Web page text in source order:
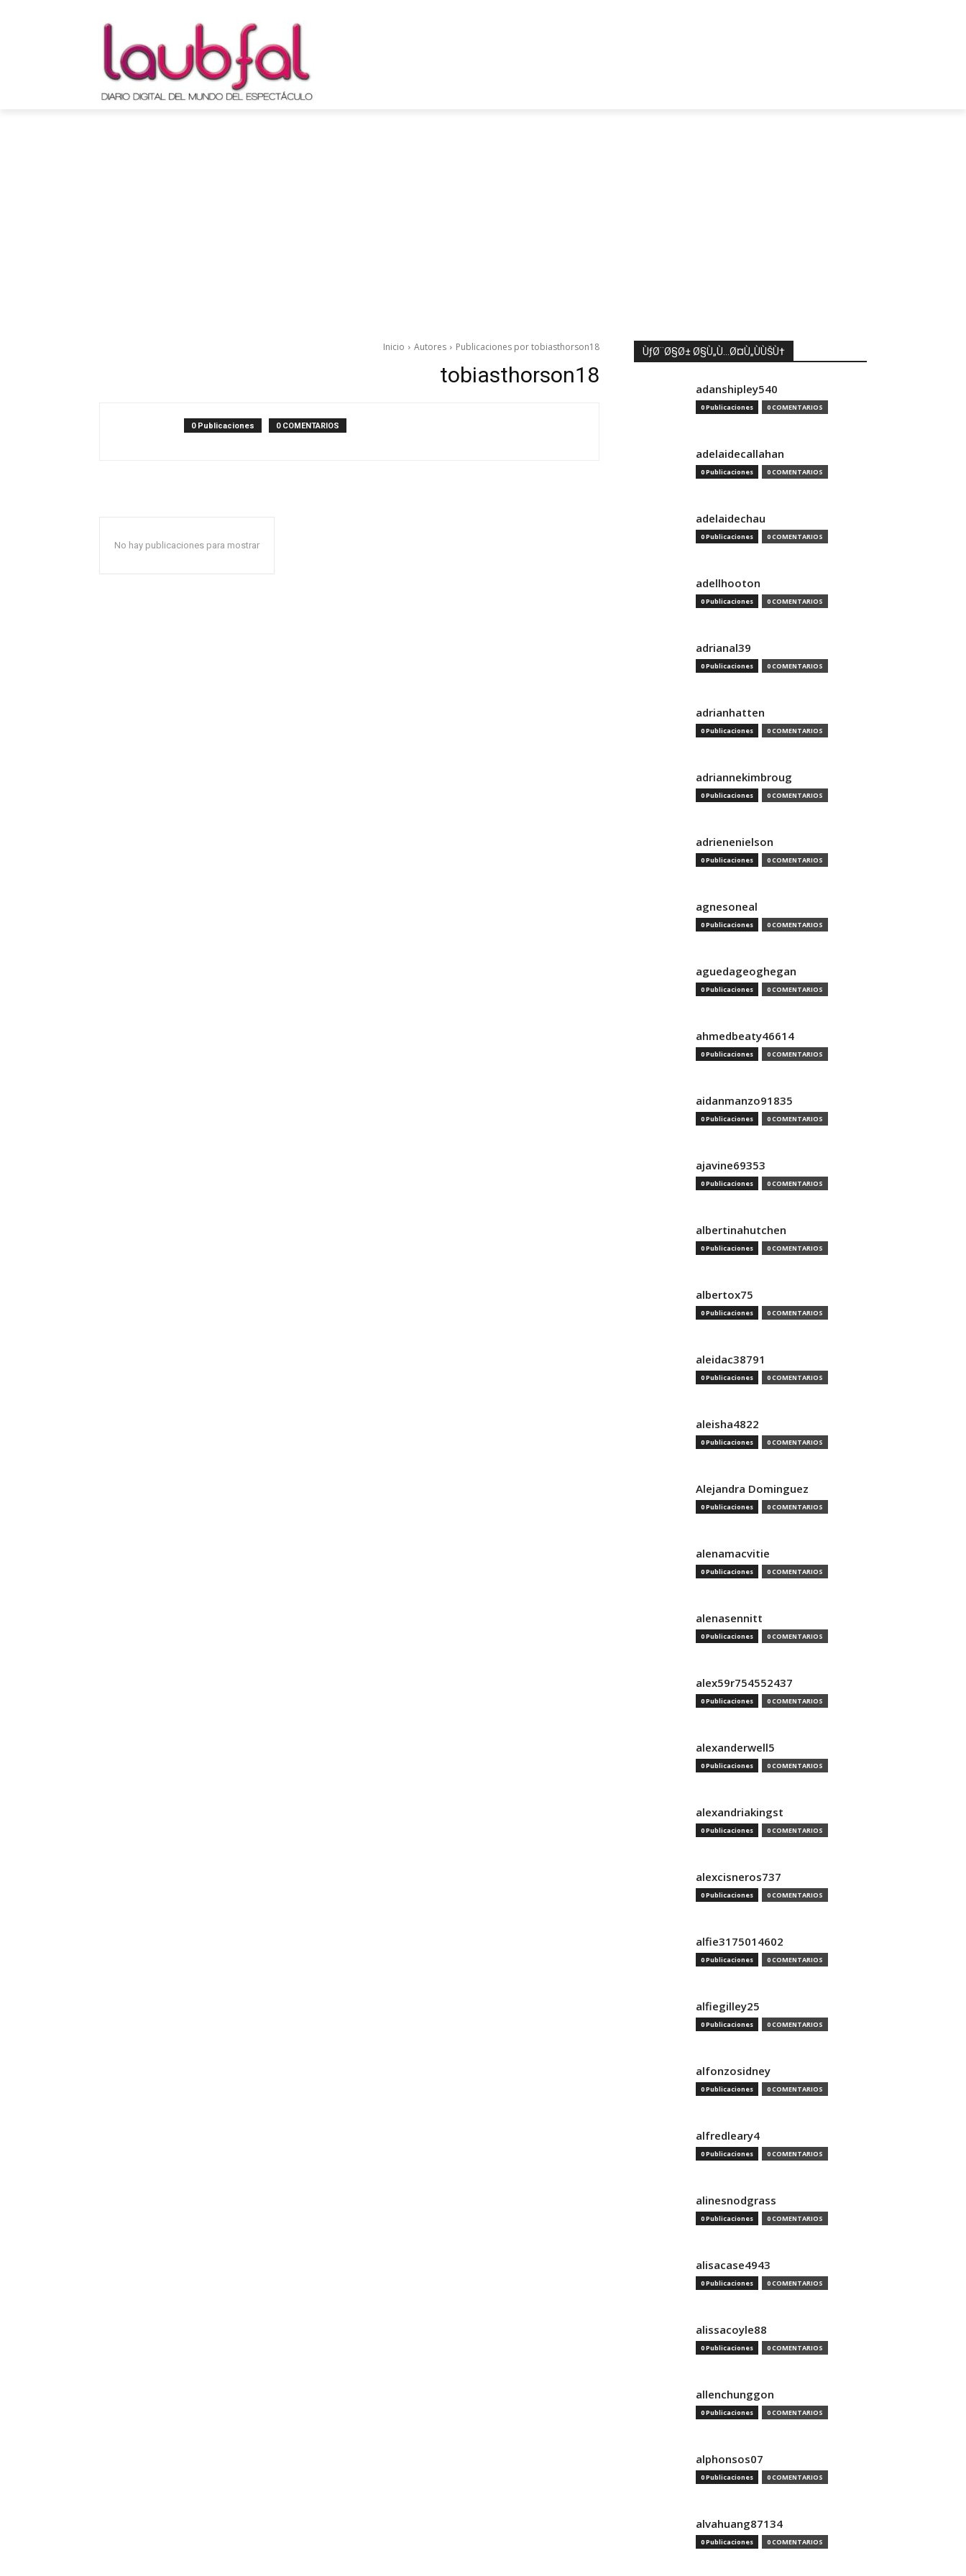
Inicio Autores Publicaciones por tobiasthorson18
tobiasthorson18
0 Publicaciones 0 COMENTARIOS
No hay publicaciones para mostrar
ÙƒØ¨Ø§Ø± Ø§Ù„Ù…Ø¤Ù„ÙÙŠÙ†
adanshipley540
0 Publicaciones 0 COMENTARIOS
adelaidecallahan
0 Publicaciones 0 COMENTARIOS
adelaidechau
0 Publicaciones 0 COMENTARIOS
adellhooton
0 Publicaciones 0 COMENTARIOS
adrianal39
0 Publicaciones 0 COMENTARIOS
adrianhatten
0 Publicaciones 0 COMENTARIOS
adriannekimbroug
0 Publicaciones 0 COMENTARIOS
adrienenielson
0 Publicaciones 0 COMENTARIOS
agnesoneal
0 Publicaciones 0 COMENTARIOS
aguedageoghegan
0 Publicaciones 0 COMENTARIOS
ahmedbeaty46614
0 Publicaciones 0 COMENTARIOS
aidanmanzo91835
0 Publicaciones 0 COMENTARIOS
ajavine69353
0 Publicaciones 0 COMENTARIOS
albertinahutchen
0 Publicaciones 0 COMENTARIOS
albertox75
0 Publicaciones 0 COMENTARIOS
aleidac38791
0 Publicaciones 0 COMENTARIOS
aleisha4822
0 Publicaciones 0 COMENTARIOS
Alejandra Dominguez
0 Publicaciones 0 COMENTARIOS
alenamacvitie
0 Publicaciones 0 COMENTARIOS
alenasennitt
0 Publicaciones 0 COMENTARIOS
alex59r754552437
0 Publicaciones 0 COMENTARIOS
alexanderwell5
0 Publicaciones 0 COMENTARIOS
alexandriakingst
0 Publicaciones 0 COMENTARIOS
alexcisneros737
0 Publicaciones 0 COMENTARIOS
alfie3175014602
0 Publicaciones 0 COMENTARIOS
alfiegilley25
0 Publicaciones 0 COMENTARIOS
alfonzosidney
0 Publicaciones 0 COMENTARIOS
alfredleary4
0 Publicaciones 0 COMENTARIOS
alinesnodgrass
0 Publicaciones 0 COMENTARIOS
alisacase4943
0 Publicaciones 0 COMENTARIOS
alissacoyle88
0 Publicaciones 0 COMENTARIOS
allenchunggon
0 Publicaciones 0 COMENTARIOS
alphonsos07
0 Publicaciones 0 COMENTARIOS
alvahuang87134
0 Publicaciones 0 COMENTARIOS